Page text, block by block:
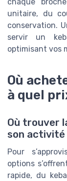
unitaire, du
conservation.
servir un
optimisant vos
Où
à quel
Où trouver
son activité
Pour
options
rapide, du